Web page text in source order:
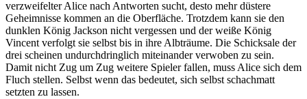
verzweifelter Alice nach Antworten sucht, desto mehr düstere
Geheimnisse kommen an die Oberfläche. Trotzdem kann sie den
dunklen König Jackson nicht vergessen und der weiße König
Vincent verfolgt sie selbst bis in ihre Albträume. Die Schicksale der
drei scheinen undurchdringlich miteinander verwoben zu sein.
Damit nicht Zug um Zug weitere Spieler fallen, muss Alice sich dem
Fluch stellen. Selbst wenn das bedeutet, sich selbst schachmatt
setzten zu lassen.